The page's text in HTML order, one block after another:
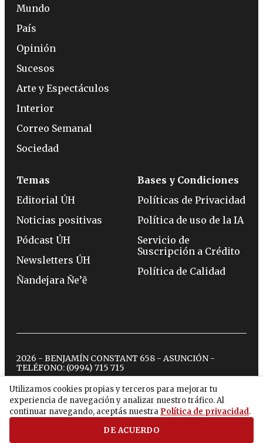
Utilizamos cookies propias y terceros para mejorar tu
experiencia de navegación y analizar nuestro tráfico. Al
continuar navegando, aceptás nuestra Política de privacidad.
DE ACUERDO
Mundo
País
Opinión
Sucesos
Arte y Espectáculos
Interior
Correo Semanal
Sociedad
Temas
Editorial ÚH
Noticias positivas
Pódcast ÚH
Newsletters ÚH
Ñandejara Ñe’ẽ
Bases y Condiciones
Políticas de Privacidad
Política de uso de la IA
Servicio de
Suscripción a Crédito
Política de Calidad
2026 - BENJAMÍN CONSTANT 658 - ASUNCIÓN -
TELÉFONO: (0994) 715 715
twitterinstagram
facebook
tiktokyoutubespotify